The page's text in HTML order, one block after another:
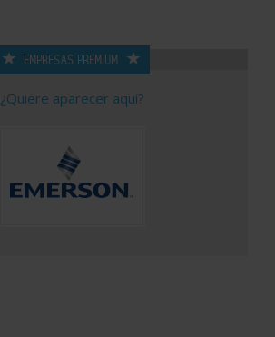
EMPRESAS PREMIUM
¿Quiere aparecer aquí?